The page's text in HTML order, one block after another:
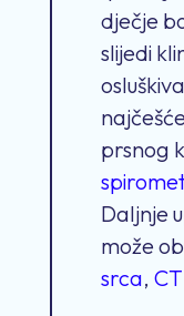
dječje
slijedi
prsnog
Daljnje
može
srca, CT